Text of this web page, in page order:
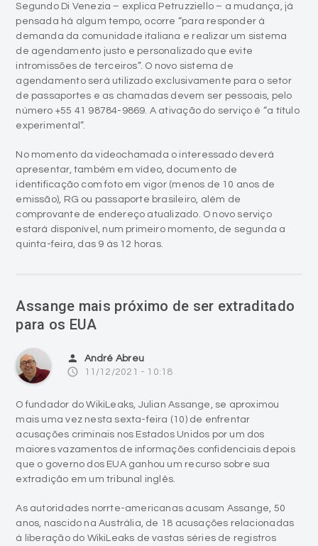
Segundo Di Venezia – explica Petruzziello – a mudança, já
pensada há algum tempo, ocorre “para responder à
demanda da comunidade italiana e realizar um sistema
de agendamento justo e personalizado que evite
intromissões de terceiros”. O novo sistema de
agendamento será utilizado exclusivamente para o setor
de passaportes e as chamadas devem ser pessoais, pelo
número +55 41 98784-9869. A ativação do serviço é “a título
experimental”.
No momento da videochamada o interessado deverá
apresentar, também em vídeo, documento de
identificação com foto em vigor (menos de 10 anos de
emissão), RG ou passaporte brasileiro, além de
comprovante de endereço atualizado. O novo serviço
estará disponível, num primeiro momento, de segunda a
quinta-feira, das 9 às 12 horas.
Assange mais próximo de ser extraditado
para os EUA
person André Abreu
access_time 11/12/2021 - 10:18
O fundador do WikiLeaks, Julian Assange, se aproximou
mais uma vez nesta sexta-feira (10) de enfrentar
acusações criminais nos Estados Unidos por um dos
maiores vazamentos de informações confidenciais depois
que o governo dos EUA ganhou um recurso sobre sua
extradição em um tribunal inglês.
As autoridades norrte-americanas acusam Assange, 50
anos, nascido na Austrália, de 18 acusações relacionadas
à liberação do WikiLeaks de vastas séries de registros